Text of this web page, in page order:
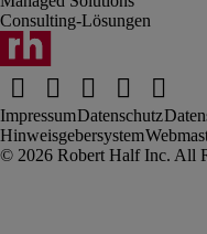
Consulting-Lösungen
ImpressumDatenschutz
Hinweisgebersystem